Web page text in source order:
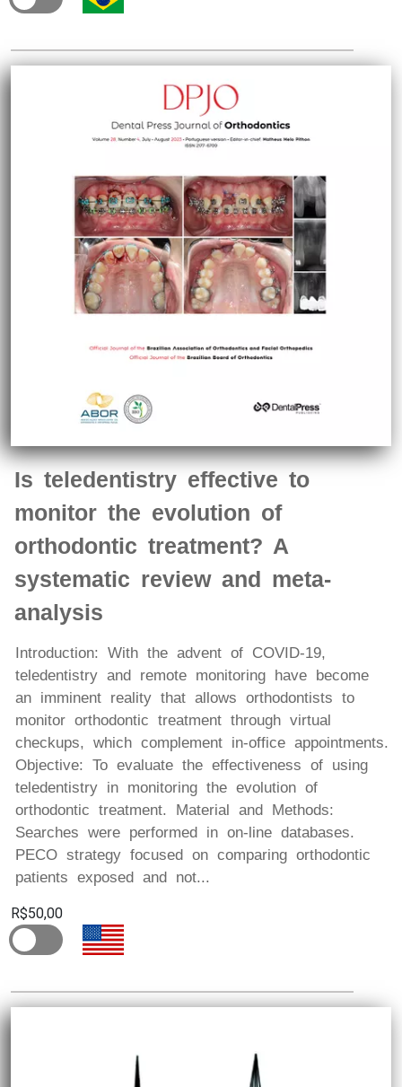
Is teledentistry effective to
monitor the evolution of
orthodontic treatment? A
systematic review and meta-
analysis
Introduction: With the advent of COVID-19,
teledentistry and remote monitoring have become
an imminent reality that allows orthodontists to
monitor orthodontic treatment through virtual
checkups, which complement in-office appointments.
Objective: To evaluate the effectiveness of using
teledentistry in monitoring the evolution of
orthodontic treatment. Material and Methods:
Searches were performed in on-line databases.
PECO strategy focused on comparing orthodontic
patients exposed and not...
R$50,00